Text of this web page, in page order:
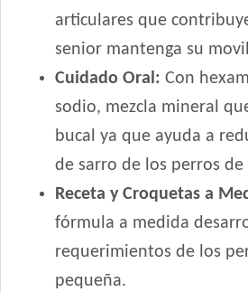
articulares que
senior mantenga su
Cuidado Oral: Con
sodio, mezcla mineral
bucal ya que ayuda a
de sarro de los perros
Receta y Croquetas a
fórmula a medida
requerimientos de los
pequeña.